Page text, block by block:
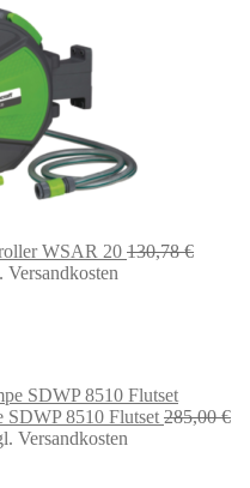
WSAR 20 130,78€
Versandkosten
SDWP 8510 Flutset 285,00€
Versandkosten